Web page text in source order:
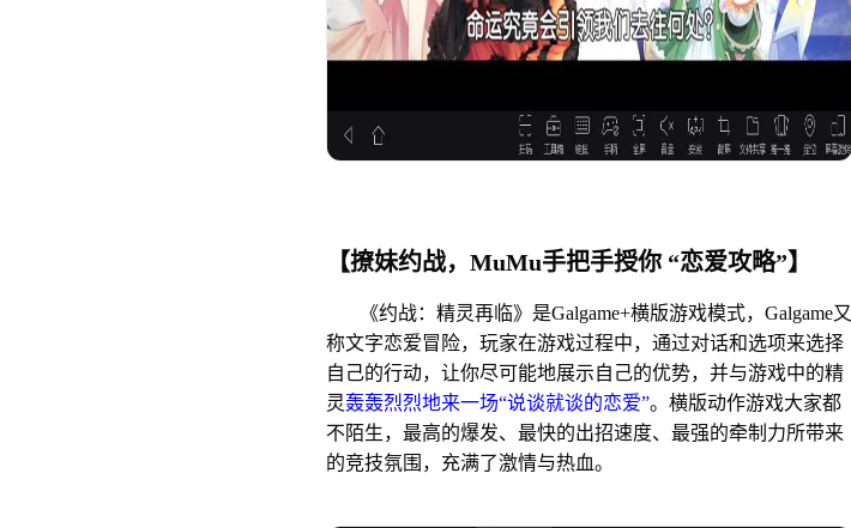
【撩妹约战，MuMu手把手授你 “恋爱攻略”】
《约战：精灵再临》是Galgame+横版游戏模式，Galgame又
称文字恋爱冒险，玩家在游戏过程中，通过对话和选项来选择
自己的行动，让你尽可能地展示自己的优势，并与游戏中的精
灵轰轰烈烈地来一场“说谈就谈的恋爱”。横版动作游戏大家都
不陌生，最高的爆发、最快的出招速度、最强的牵制力所带来
的竞技氛围，充满了激情与热血。